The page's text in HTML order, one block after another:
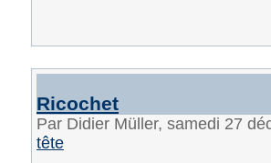
Ricochet
Par Didier Müller, samedi 27
tête